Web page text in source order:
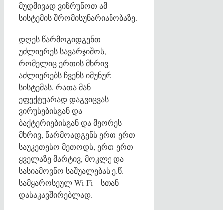
მუდმივად ვიზრუნოთ ამ
სისტემის შრომისუნარიანობაზე.
დღეს წარმოგიდგენთ
უძლიერეს სავარჯიშოს,
რომელიც ერთის მხრივ
აძლიერებს ჩვენს იმუნურ
სისტემას, რათა მან
ეფექტუარად დაგვიცვას
ვირუსებისგან და
ბაქტერიებისგან და მეორეს
მხრივ, წარმოადგენს ერთ-ერთ
საუკეთესო მეთოდს, ერთ-ერთ
ყველაზე მარტივ, მოკლე და
სასიამოვნო საშუალებას ე.წ.
სამყაროსეულ Wi-Fi – სთან
დასაკავშირებლად.